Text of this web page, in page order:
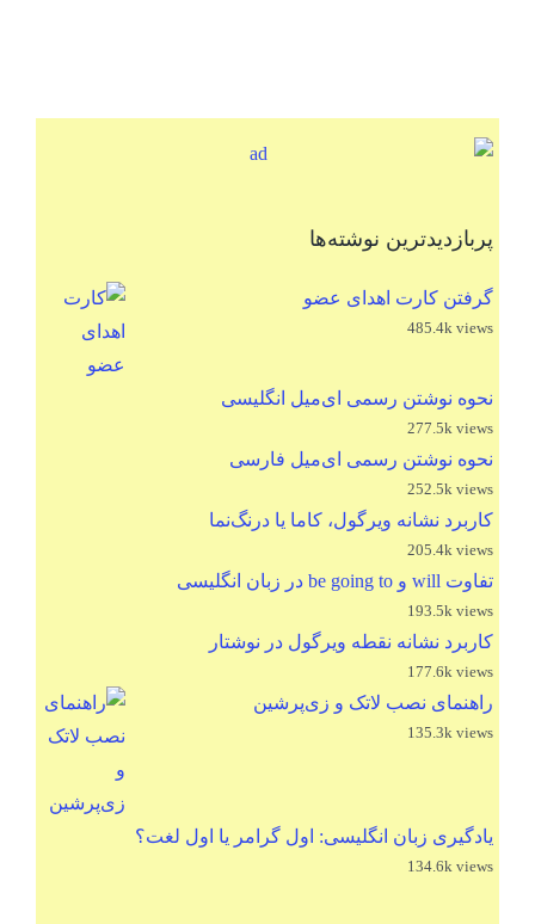
پربازدیدترین نوشته‌ها
گرفتن کارت اهدای عضو
485.4k views
نحوه نوشتن رسمی ای‌میل انگلیسی
277.5k views
نحوه نوشتن رسمی ای‌میل فارسی
252.5k views
کاربرد نشانه ویرگول، کاما یا درنگ‌نما
205.4k views
تفاوت will و be going to در زبان انگلیسی
193.5k views
کاربرد نشانه نقطه ویرگول در نوشتار
177.6k views
راهنمای نصب لاتک و زی‌پرشین
135.3k views
یادگیری زبان انگلیسی: اول گرامر یا اول لغت؟
134.6k views